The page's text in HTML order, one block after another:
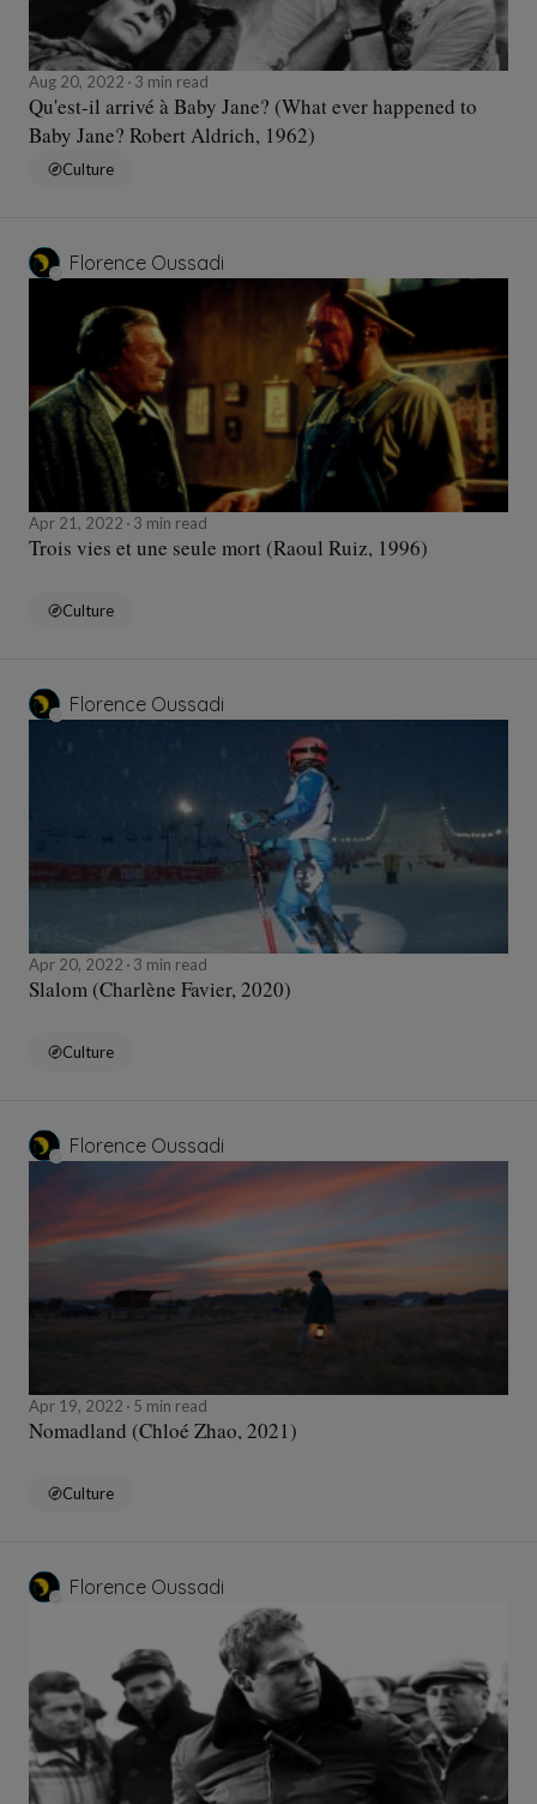
Aug 20, 2022 3 min read
Qu'est-il arrivé à Baby Jane? (What ever happened to
Baby Jane? Robert Aldrich, 1962)
Culture
Florence Oussadi
Apr 21, 2022 3 min read
Trois vies et une seule mort (Raoul Ruiz, 1996)
Culture
Florence Oussadi
Apr 20, 2022 3 min read
Slalom (Charlène Favier, 2020)
Culture
Florence Oussadi
Apr 19, 2022 5 min read
Nomadland (Chloé Zhao, 2021)
Culture
Florence Oussadi